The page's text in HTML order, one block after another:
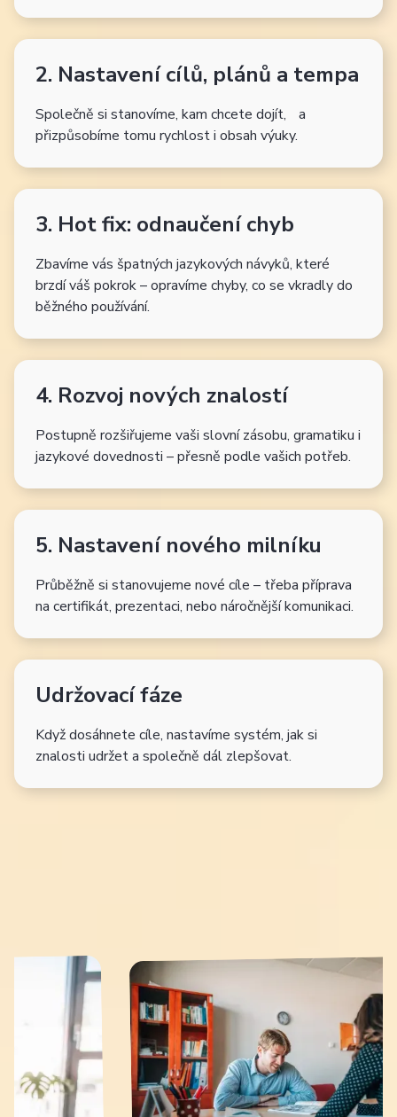
2. Nastavení cílů, plánů a tempa
Společně si stanovíme, kam chcete dojít, a
přizpůsobíme tomu rychlost i obsah výuky.
3. Hot fix: odnaučení chyb
Zbavíme vás špatných jazykových návyků, které
brzdí váš pokrok – opravíme chyby, co se vkradly do
běžného používání.
4. Rozvoj nových znalostí
Postupně rozšiřujeme vaši slovní zásobu, gramatiku i
jazykové dovednosti – přesně podle vašich potřeb.
5. Nastavení nového milníku
Průběžně si stanovujeme nové cíle – třeba příprava
na certifikát, prezentaci, nebo náročnější komunikaci.
Udržovací fáze
Když dosáhnete cíle, nastavíme systém, jak si
znalosti udržet a společně dál zlepšovat.